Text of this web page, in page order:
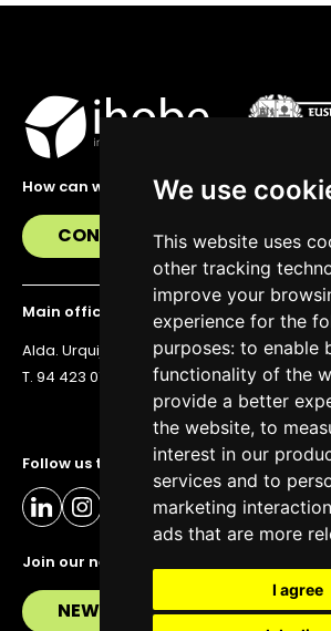
We use
This website uses
other tracking
improve your
experience for the
purposes: to enable
functionality of the
provide a better
the website, to
interest in our
services and to
marketing
ads that are more
I agree
Follow us to stay up to date
Join our newsletter
NEWSLETTER
How can we help you?
CONTACT US
Main office
Alda. Urquijo 36, 6th floor, 48011 Bilbao
T. 94 423 07 43